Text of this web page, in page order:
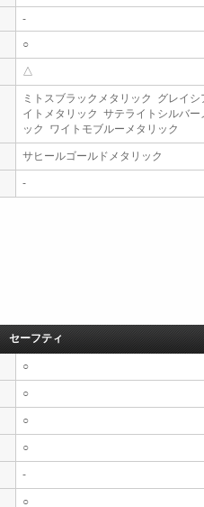
-
○
△
ミトスブラックメタリック グレイシ
イトメタリック サテライトシルバー
ック ワイトモブルーメタリック
サヒールゴールドメタリック
-
セーフティ
○
○
○
○
-
○